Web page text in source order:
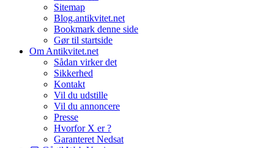
Sitemap
Blog.antikvitet.net
Bookmark denne side
Gør til startside
Om Antikvitet.net
Sådan virker det
Sikkerhed
Kontakt
Vil du udstille
Vil du annoncere
Presse
Hvorfor X er ?
Garanteret Nedsat